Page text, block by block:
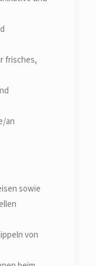
frisches,
an
sowie
von